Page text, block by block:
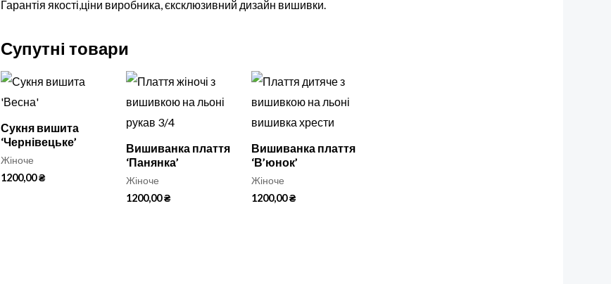
Гарантія якості,ціни виробника, єксклюзивний дизайн вишивки.
Супутні товари
Сукня вишита
‘Чернівецьке’
Жіноче
1200,00₴
Вишиванка плаття
‘Панянка’
Жіноче
1200,00₴
Вишиванка плаття
‘В’юнок’
Жіноче
1200,00₴